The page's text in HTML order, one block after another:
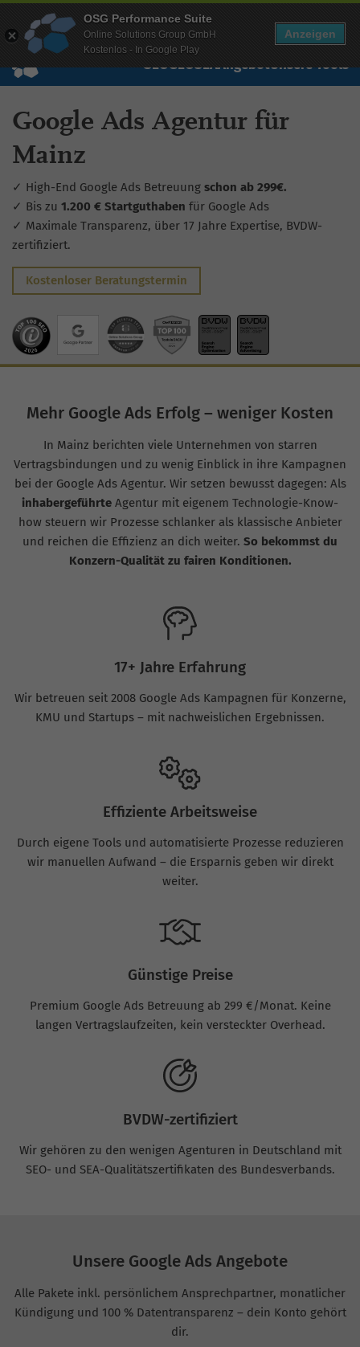
Wissen Free Checks Über uns Free Account
SEOGEOSEAAngebotUnsere Tools
Google Ads Agentur für
Mainz
✓ High-End Google Ads Betreuung schon ab 299€.
✓ Bis zu 1.200 € Startguthaben für Google Ads
✓ Maximale Transparenz, über 17 Jahre Expertise, BVDW-
zertifiziert.
Kostenloser Beratungstermin
Mehr Google Ads Erfolg – weniger Kosten
In Mainz berichten viele Unternehmen von starren
Vertragsbindungen und zu wenig Einblick in ihre Kampagnen
bei der Google Ads Agentur. Wir setzen bewusst dagegen: Als
inhabergeführte Agentur mit eigenem Technologie-Know-
how steuern wir Prozesse schlanker als klassische Anbieter
und reichen die Effizienz an dich weiter. So bekommst du
Konzern-Qualität zu fairen Konditionen.
17+ Jahre Erfahrung
Wir betreuen seit 2008 Google Ads Kampagnen für Konzerne,
KMU und Startups – mit nachweislichen Ergebnissen.
Effiziente Arbeitsweise
Durch eigene Tools und automatisierte Prozesse reduzieren
wir manuellen Aufwand – die Ersparnis geben wir direkt
weiter.
Günstige Preise
Premium Google Ads Betreuung ab 299 €/Monat. Keine
langen Vertragslaufzeiten, kein versteckter Overhead.
BVDW-zertifiziert
Wir gehören zu den wenigen Agenturen in Deutschland mit
SEO- und SEA-Qualitätszertifikaten des Bundesverbands.
Unsere Google Ads Angebote
Alle Pakete inkl. persönlichem Ansprechpartner, monatlicher
Kündigung und 100 % Datentransparenz – dein Konto gehört
dir.
OSG Performance Suite
Online Solutions Group GmbH
Kostenlos - In Google Play
Anzeigen